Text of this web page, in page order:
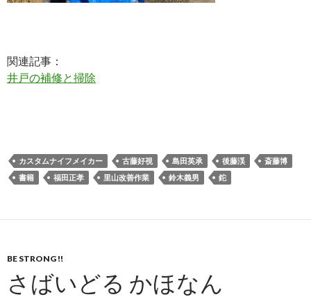
関連記事：
井戸の補修と掃除
カスタムナイフメイカー 古藤好視 島田英承 後藤渓
斎藤博
書籍
福田正孝 里山改善作業 鈴木義男 鉈
BE STRONG !!
さばいどる かほなん